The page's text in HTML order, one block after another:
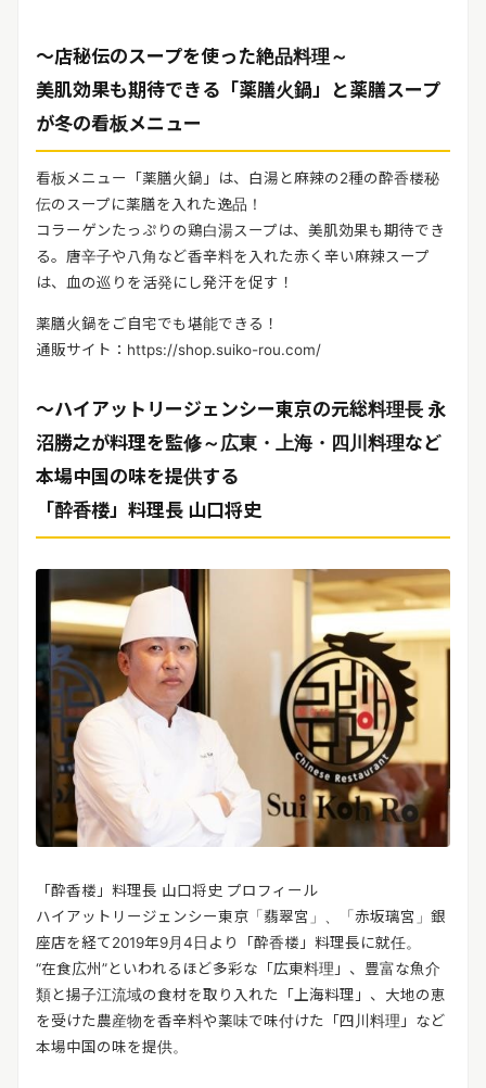
～店秘伝のスープを使った絶品料理～
美肌効果も期待できる「薬膳火鍋」と薬膳スープ
が冬の看板メニュー
看板メニュー「薬膳火鍋」は、白湯と麻辣の2種の酔香楼秘
伝のスープに薬膳を入れた逸品！
コラーゲンたっぷりの鶏白湯スープは、美肌効果も期待でき
る。唐辛子や八角など香辛料を入れた赤く辛い麻辣スープ
は、血の巡りを活発にし発汗を促す！
薬膳火鍋をご自宅でも堪能できる！
通販サイト：https://shop.suiko-rou.com/
～ハイアットリージェンシー東京の元総料理長 永
沼勝之が料理を監修～広東・上海・四川料理など
本場中国の味を提供する
「酔香楼」料理長 山口将史
「酔香楼」料理長 山口将史 プロフィール
ハイアットリージェンシー東京「翡翠宮」、「赤坂璃宮」銀
座店を経て2019年9月4日より「酔香楼」料理長に就任。
“在食広州”といわれるほど多彩な「広東料理」、豊富な魚介
類と揚子江流域の食材を取り入れた「上海料理」、大地の恵
を受けた農産物を香辛料や薬味で味付けた「四川料理」など
本場中国の味を提供。